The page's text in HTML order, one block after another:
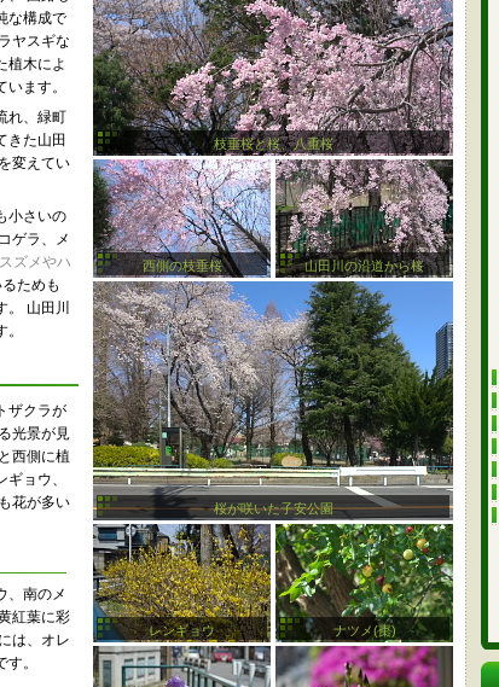
な構成で
ヤスギな
植木によ
ます。
れ、緑町
きた山田
変えてい
小さいの
ゲラ、メ
ズメやハ
ためも
山田川
ザクラが
光景が見
西側に植
ョウ、
花が多い
、南のメ
紅葉に彩
は、オレ
。
枝垂桜と桜、八重桜
西側の枝垂桜 山田川の沿道から桜
桜が咲いた子安公園
レンギョウ ナツメ(棗)